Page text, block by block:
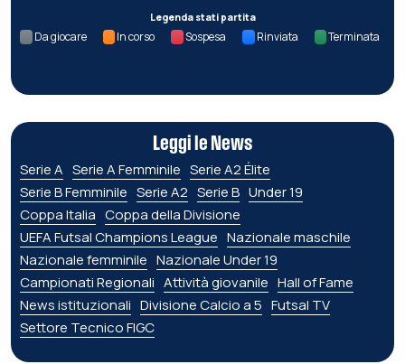
Legenda stati partita
Da giocare In corso Sospesa Rinviata Terminata
Leggi le News
Serie A Serie A Femminile Serie A2 Élite
Serie B Femminile Serie A2 Serie B Under 19
Coppa Italia Coppa della Divisione
UEFA Futsal Champions League Nazionale maschile
Nazionale femminile Nazionale Under 19
Campionati Regionali Attività giovanile Hall of Fame
News istituzionali Divisione Calcio a 5 Futsal TV
Settore Tecnico FIGC